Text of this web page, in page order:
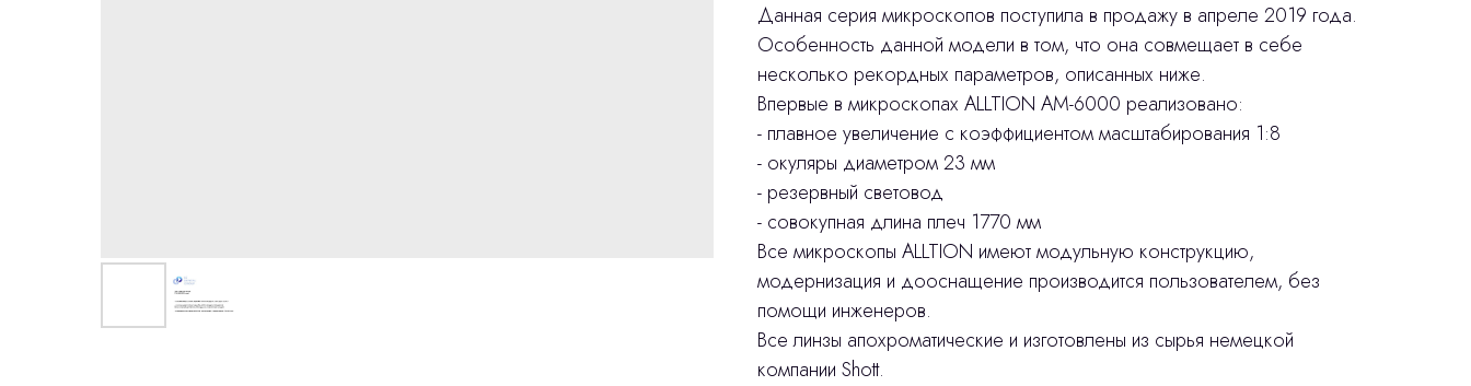
Данная серия микроскопов поступила в продажу в апреле 2019 года.
Особенность данной модели в том, что она совмещает в себе
несколько рекордных параметров, описанных ниже.
Впервые в микроскопах ALLTION AM-6000 реализовано:
- плавное увеличение с коэффициентом масштабирования 1:8
- окуляры диаметром 23 мм
- резервный световод
- совокупная длина плеч 1770 мм
Все микроскопы ALLTION имеют модульную конструкцию,
модернизация и дооснащение производится пользователем, без
помощи инженеров.
Все линзы апохроматические и изготовлены из сырья немецкой
компании Shott.